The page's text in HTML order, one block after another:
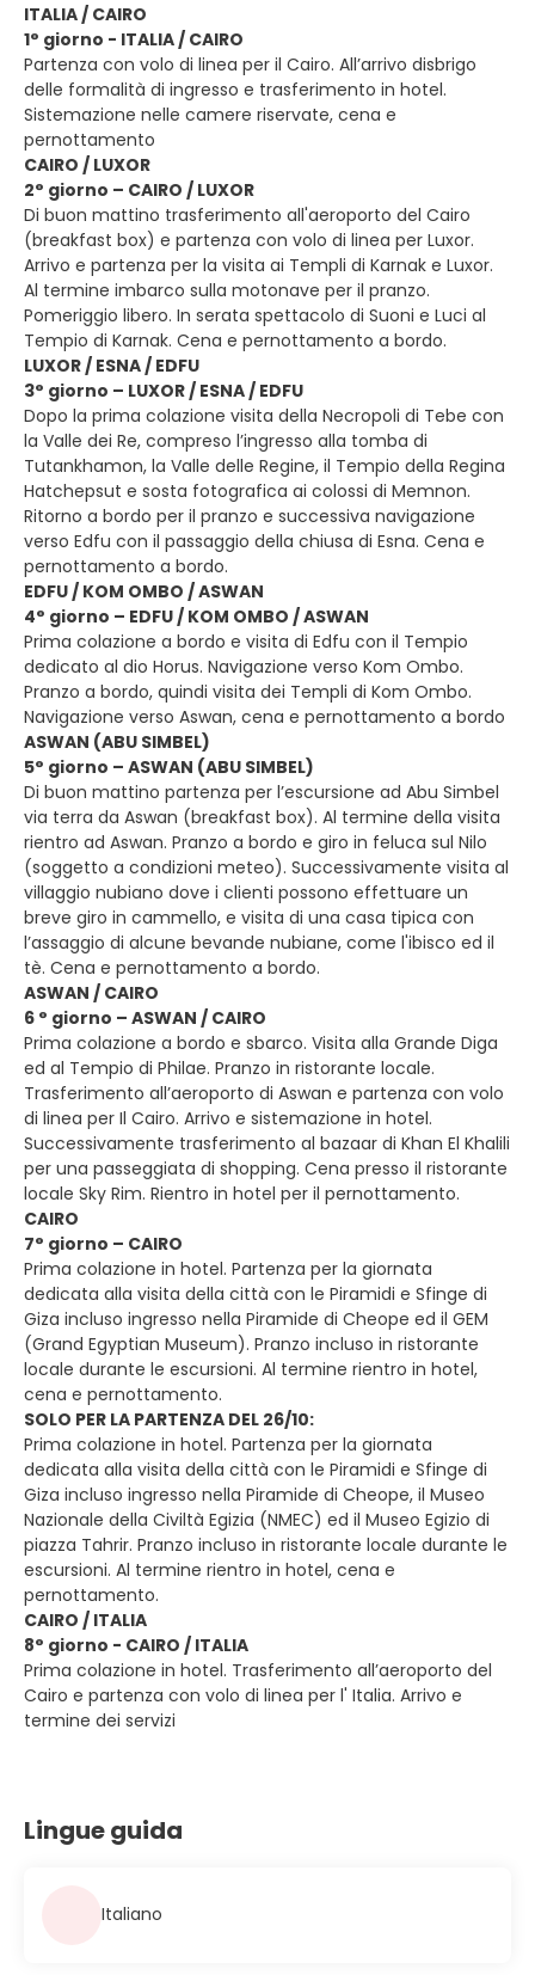
ITALIA / CAIRO
1° giorno - ITALIA / CAIRO
Partenza con volo di linea per il Cairo. All’arrivo disbrigo
delle formalità di ingresso e trasferimento in hotel.
Sistemazione nelle camere riservate, cena e
pernottamento
CAIRO / LUXOR
2° giorno – CAIRO / LUXOR
Di buon mattino trasferimento all'aeroporto del Cairo
(breakfast box) e partenza con volo di linea per Luxor.
Arrivo e partenza per la visita ai Templi di Karnak e Luxor.
Al termine imbarco sulla motonave per il pranzo.
Pomeriggio libero. In serata spettacolo di Suoni e Luci al
Tempio di Karnak. Cena e pernottamento a bordo.
LUXOR / ESNA / EDFU
3° giorno – LUXOR / ESNA / EDFU
Dopo la prima colazione visita della Necropoli di Tebe con
la Valle dei Re, compreso l’ingresso alla tomba di
Tutankhamon, la Valle delle Regine, il Tempio della Regina
Hatchepsut e sosta fotografica ai colossi di Memnon.
Ritorno a bordo per il pranzo e successiva navigazione
verso Edfu con il passaggio della chiusa di Esna. Cena e
pernottamento a bordo.
EDFU / KOM OMBO / ASWAN
4° giorno – EDFU / KOM OMBO / ASWAN
Prima colazione a bordo e visita di Edfu con il Tempio
dedicato al dio Horus. Navigazione verso Kom Ombo.
Pranzo a bordo, quindi visita dei Templi di Kom Ombo.
Navigazione verso Aswan, cena e pernottamento a bordo
ASWAN (ABU SIMBEL)
5° giorno – ASWAN (ABU SIMBEL)
Di buon mattino partenza per l’escursione ad Abu Simbel
via terra da Aswan (breakfast box). Al termine della visita
rientro ad Aswan. Pranzo a bordo e giro in feluca sul Nilo
(soggetto a condizioni meteo). Successivamente visita al
villaggio nubiano dove i clienti possono effettuare un
breve giro in cammello, e visita di una casa tipica con
l’assaggio di alcune bevande nubiane, come l'ibisco ed il
tè. Cena e pernottamento a bordo.
ASWAN / CAIRO
6 ° giorno – ASWAN / CAIRO
Prima colazione a bordo e sbarco. Visita alla Grande Diga
ed al Tempio di Philae. Pranzo in ristorante locale.
Trasferimento all’aeroporto di Aswan e partenza con volo
di linea per Il Cairo. Arrivo e sistemazione in hotel.
Successivamente trasferimento al bazaar di Khan El Khalili
per una passeggiata di shopping. Cena presso il ristorante
locale Sky Rim. Rientro in hotel per il pernottamento.
CAIRO
7° giorno – CAIRO
Prima colazione in hotel. Partenza per la giornata
dedicata alla visita della città con le Piramidi e Sfinge di
Giza incluso ingresso nella Piramide di Cheope ed il GEM
(Grand Egyptian Museum). Pranzo incluso in ristorante
locale durante le escursioni. Al termine rientro in hotel,
cena e pernottamento.
SOLO PER LA PARTENZA DEL 26/10:
Prima colazione in hotel. Partenza per la giornata
dedicata alla visita della città con le Piramidi e Sfinge di
Giza incluso ingresso nella Piramide di Cheope, il Museo
Nazionale della Civiltà Egizia (NMEC) ed il Museo Egizio di
piazza Tahrir. Pranzo incluso in ristorante locale durante le
escursioni. Al termine rientro in hotel, cena e
pernottamento.
CAIRO / ITALIA
8° giorno - CAIRO / ITALIA
Prima colazione in hotel. Trasferimento all’aeroporto del
Cairo e partenza con volo di linea per l' Italia. Arrivo e
termine dei servizi
Lingue guida
Italiano